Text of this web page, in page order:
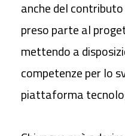
anche del
preso parte al
mettendo a
competenze per lo
piattaforma